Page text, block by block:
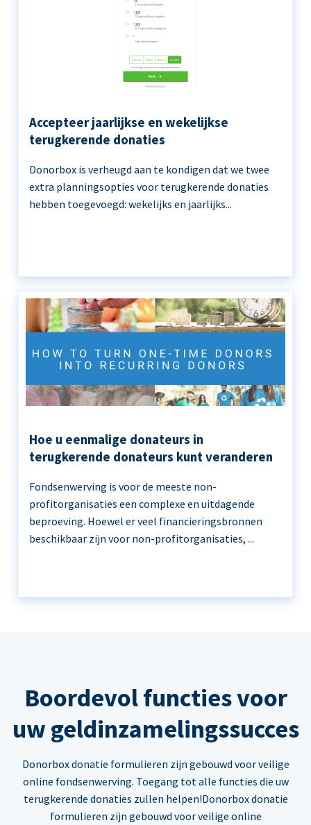
Accepteer jaarlijkse en wekelijkse
terugkerende donaties
Donorbox is verheugd aan te kondigen dat we twee
extra planningsopties voor terugkerende donaties
hebben toegevoegd: wekelijks en jaarlijks...
Hoe u eenmalige donateurs in
terugkerende donateurs kunt veranderen
Fondsenwerving is voor de meeste non-
profitorganisaties een complexe en uitdagende
beproeving. Hoewel er veel financieringsbronnen
beschikbaar zijn voor non-profitorganisaties, ...
Boordevol functies voor
uw geldinzamelingssucces
Donorbox donatie formulieren zijn gebouwd voor veilige
online fondsenwerving. Toegang tot alle functies die uw
terugkerende donaties zullen helpen!Donorbox donatie
formulieren zijn gebouwd voor veilige online